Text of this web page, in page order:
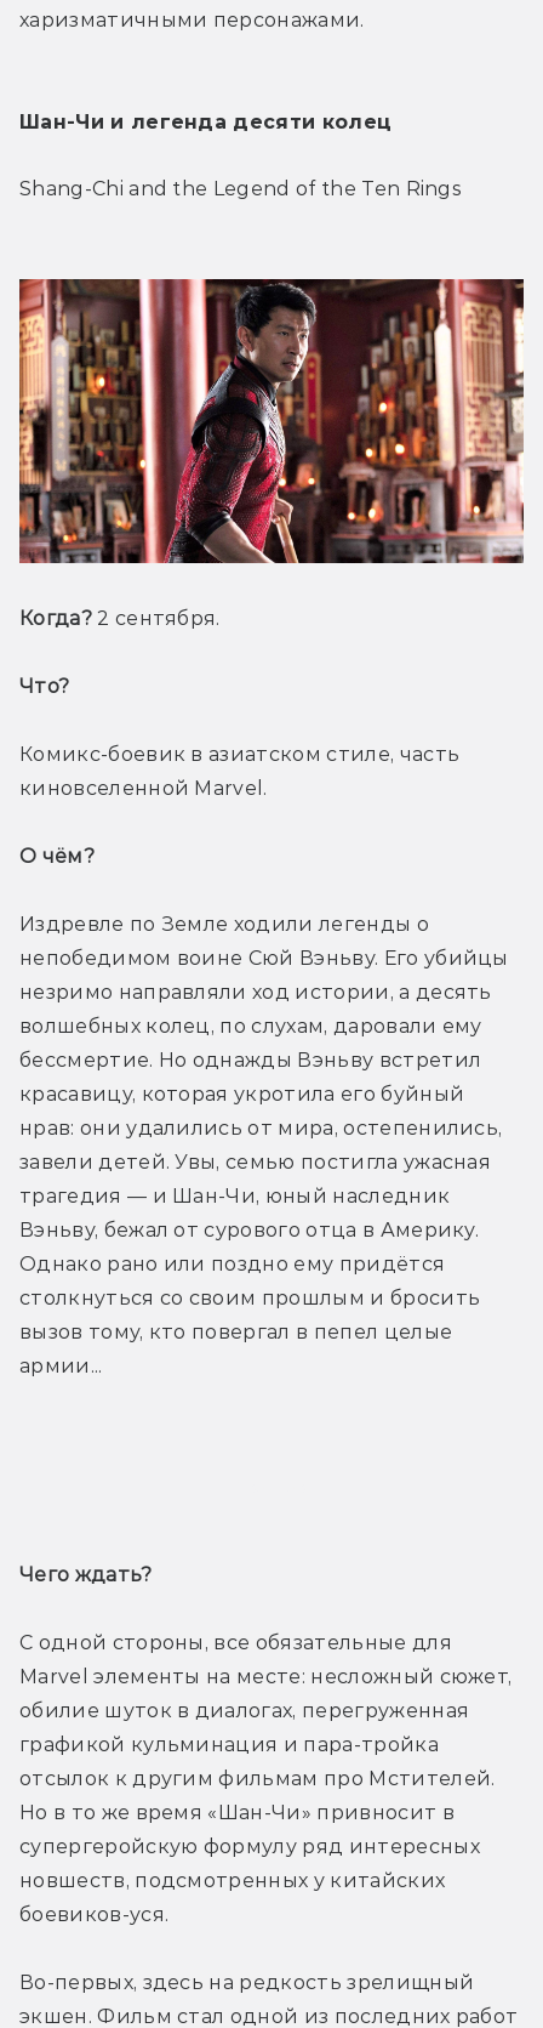
харизматичными персонажами.
Шан-Чи и легенда десяти колец
Shang-Chi and the Legend of the Ten Rings
Когда? 2 сентября.
Что?
Комикс-боевик в азиатском стиле, часть
киновселенной Marvel.
О чём?
Издревле по Земле ходили легенды о
непобедимом воине Сюй Вэньву. Его убийцы
незримо направляли ход истории, а десять
волшебных колец, по слухам, даровали ему
бессмертие. Но однажды Вэньву встретил
красавицу, которая укротила его буйный
нрав: они удалились от мира, остепенились,
завели детей. Увы, семью постигла ужасная
трагедия — и Шан-Чи, юный наследник
Вэньву, бежал от сурового отца в Америку.
Однако рано или поздно ему придётся
столкнуться со своим прошлым и бросить
вызов тому, кто повергал в пепел целые
армии...
Чего ждать?
С одной стороны, все обязательные для
Marvel элементы на месте: несложный сюжет,
обилие шуток в диалогах, перегруженная
графикой кульминация и пара-тройка
отсылок к другим фильмам про Мстителей.
Но в то же время «Шан-Чи» привносит в
супергеройскую формулу ряд интересных
новшеств, подсмотренных у китайских
боевиков-уся.
Во-первых, здесь на редкость зрелищный
экшен. Фильм стал одной из последних работ